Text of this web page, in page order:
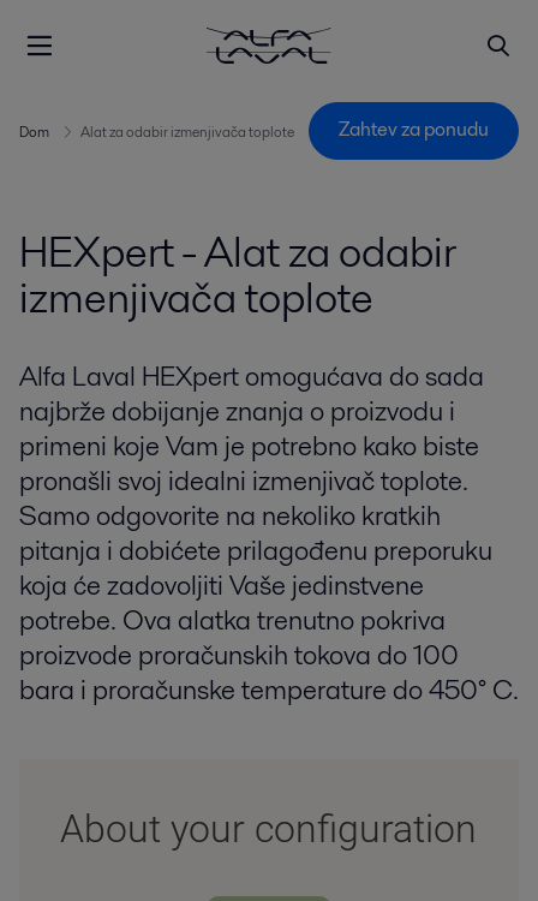
Dom Alat za odabir izmenjivača toplote Zahtev za ponudu
HEXpert - Alat za odabir
izmenjivača toplote
Alfa Laval HEXpert omogućava do sada
najbrže dobijanje znanja o proizvodu i
primeni koje Vam je potrebno kako biste
pronašli svoj idealni izmenjivač toplote.
Samo odgovorite na nekoliko kratkih
pitanja i dobićete prilagođenu preporuku
koja će zadovoljiti Vaše jedinstvene
potrebe. Ova alatka trenutno pokriva
proizvode proračunskih tokova do 100
bara i proračunske temperature do 450° C.
About your configuration